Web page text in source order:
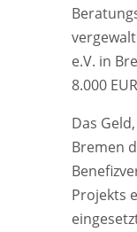
e.V. in
8.000
Das
Bremen
Projekts